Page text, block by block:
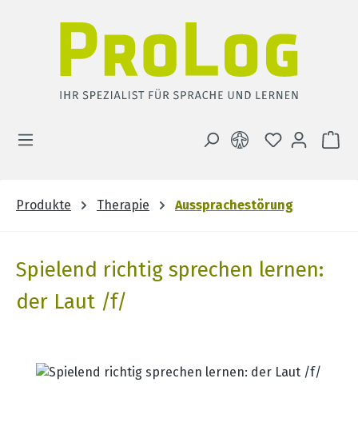
DU HAST 0
Produkte Therapie Aussprachestörung
Spielend richtig sprechen lernen:
der Laut /f/
Bildergalerie überspringen